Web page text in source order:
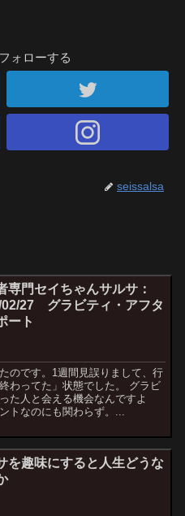
ォローする
seissalsa
専門セイちゃんサルサ：
02/27 グラビティ・アフタ
ート
のです。1週間見誤りまして、行
わってた」状態でした。 グラビ
た人と会える機会なんですよ
トなのにも関わらず。...
を趣味にすると人生どうな